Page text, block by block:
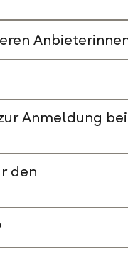
Anmeldung bei
den